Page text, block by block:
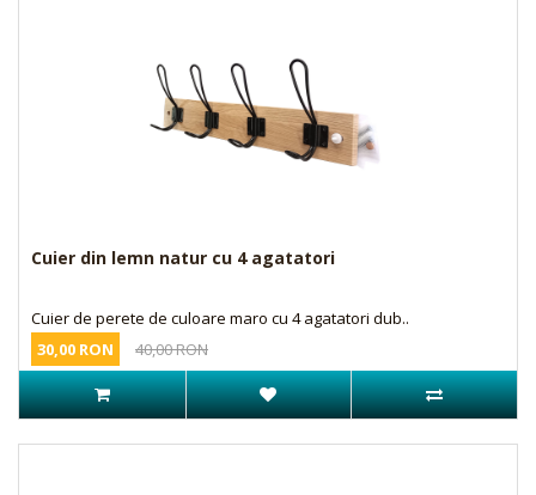
Cuier din lemn natur cu 4 agatatori
Cuier de perete de culoare maro cu 4 agatatori dub..
30,00 RON
40,00 RON